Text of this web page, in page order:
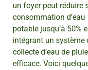
un foyer peut réduire
consommation d’eau
potable jusqu’à 50%
intégrant un système
collecte d’eau de pluie
efficace. Voici